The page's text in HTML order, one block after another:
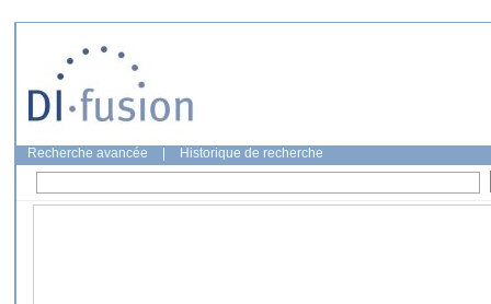
Recherche avancée Historique de recherche